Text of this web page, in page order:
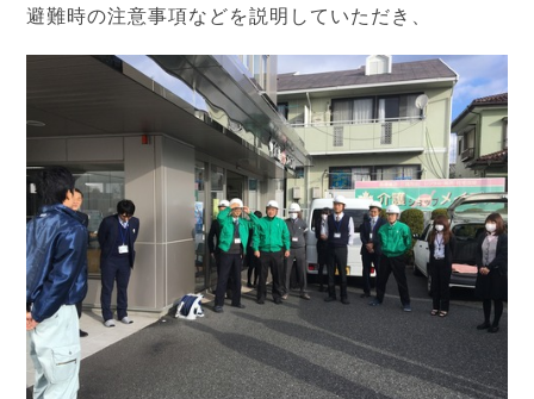
避難時の注意事項などを説明していただき、